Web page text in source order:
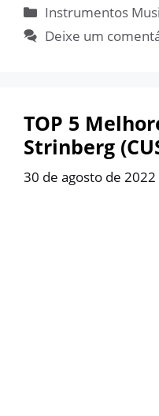
Categorias
Instrumentos
Deixe um
TOP 5
Strinberg
30 de agosto de 2022